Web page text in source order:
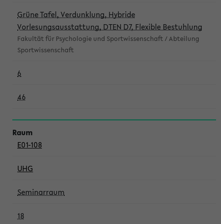
Grüne Tafel, Verdunklung, Hybride
Vorlesungsausstattung, DTEN D7, Flexible Bestuhlung
Fakultät für Psychologie und Sportwissenschaft / Abteilung
Sportwissenschaft
6
46
E01-108
UHG
Seminarraum
18